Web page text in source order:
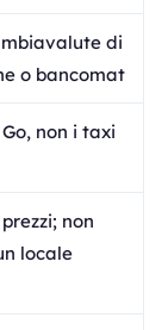
di
o bancomat
non i taxi
non
locale